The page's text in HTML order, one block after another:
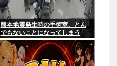
熊本地震発生時の手術室、とん
でもないことになってしまう
www